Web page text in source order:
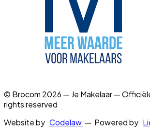
© Brocom 2026 — Je Makelaar —
rights reserved
Website by Codelaw — Powered by